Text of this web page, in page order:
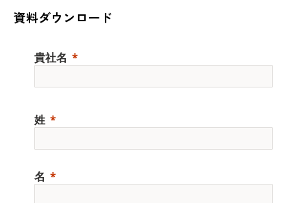
資料ダウンロード
貴社名
姓
名